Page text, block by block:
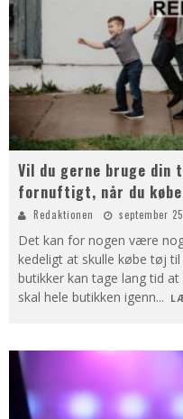
Vil du gerne bruge din
fornuftigt, når du
Redaktionen september
Det kan for nogen være
kedeligt at skulle købe tøj
butikker kan tage lang tid
skal hele butikken igenn...